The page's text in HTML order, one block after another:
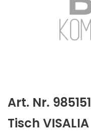
Art. Nr. 985151
Tisch VISALIA